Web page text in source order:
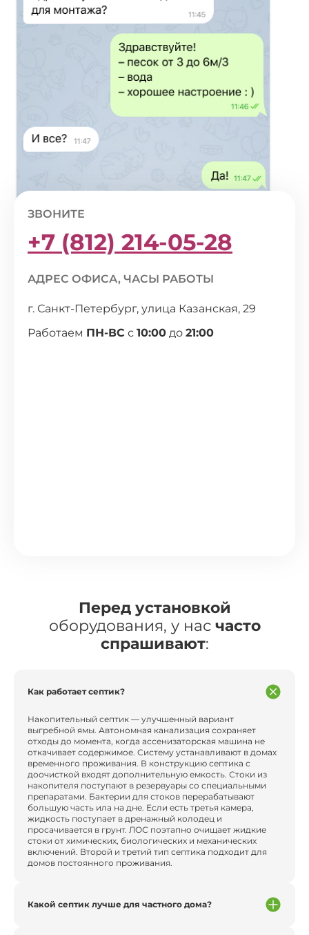
ЗВОНИТЕ
+7 (812) 214-05-28
АДРЕС ОФИСА, ЧАСЫ РАБОТЫ
г. Санкт-Петербург, улица Казанская, 29
Работаем ПН-ВС с 10:00 до 21:00
Перед установкой
оборудования, у нас часто
спрашивают:
Как работает септик?
Накопительный септик — улучшенный вариант
выгребной ямы. Автономная канализация сохраняет
отходы до момента, когда ассенизаторская машина не
откачивает содержимое. Систему устанавливают в домах
временного проживания. В конструкцию септика с
доочисткой входят дополнительную емкость. Стоки из
накопителя поступают в резервуары со специальными
препаратами. Бактерии для стоков перерабатывают
большую часть ила на дне. Если есть третья камера,
жидкость поступает в дренажный колодец и
просачивается в грунт. ЛОС поэтапно очищает жидкие
стоки от химических, биологических и механических
включений. Второй и третий тип септика подходит для
домов постоянного проживания.
Какой септик лучше для частного дома?